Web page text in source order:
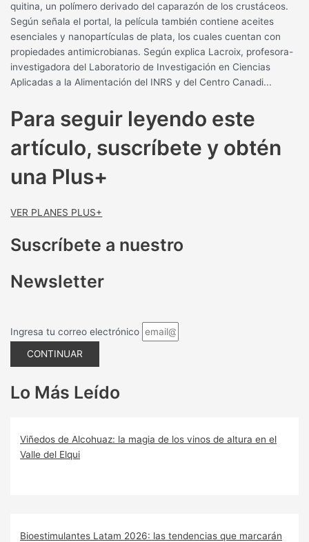
quitina, un polímero derivado del caparazón de los crustáceos.
Según señala el portal, la película también contiene aceites
esenciales y nanopartículas de plata, los cuales cuentan con
propiedades antimicrobianas. Según explica Lacroix, profesora-
investigadora del Laboratorio de Investigación en Ciencias
Aplicadas a la Alimentación del INRS y del Centro Canadi...
Para seguir leyendo este
artículo, suscríbete y obtén
una Plus+
VER PLANES PLUS+
Suscríbete a nuestro
Newsletter
Ingresa tu correo electrónico
CONTINUAR
Lo Más Leído
Viñedos de Alcohuaz: la magia de los vinos de altura en el
Valle del Elqui
Bioestimulantes Latam 2026: las tendencias que marcarán